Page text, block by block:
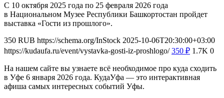
С 10 октября 2025 года по 25 февраля 2026 года
в Национальном Музее Республики Башкортостан пройдет
выставка «Гости из прошлого».
350 RUB https://schema.org/InStock 2025-10-06T20:30:00+03:00
https://kudaufa.ru/event/vystavka-gosti-iz-proshlogo/ 350 ₽ 1.7K 0
На нашем сайте вы узнаете всё необходимое про куда сходить
в Уфе 6 января 2026 года. КудаУфа — это интерактивная
афиша самых интересных событий Уфы.